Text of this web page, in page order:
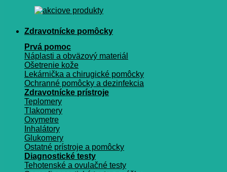
Zdravotnícke pomôcky
Prvá pomoc
Náplasti a obväzový materiál
Ošetrenie kože
Lekárnička a chirugické pomôcky
Ochranné pomôcky a dezinfekcia
Zdravotnícke prístroje
Teplomery
Tlakomery
Oxymetre
Inhalátory
Glukomery
Ostatné prístroje a pomôcky
Diagnostické testy
Tehotenské a ovulačné testy